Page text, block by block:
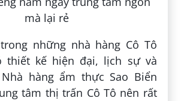
những nhà hàng Cô Tô
thiết kế hiện đại, lịch sự và
hàng ẩm thực Sao Biển
tâm thị trấn Cô Tô nên rất